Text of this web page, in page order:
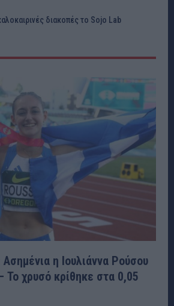
διακοπές το Sojo Lab
η Ιουλιάννα Ρούσου
Το χρυσό κρίθηκε στα 0,05